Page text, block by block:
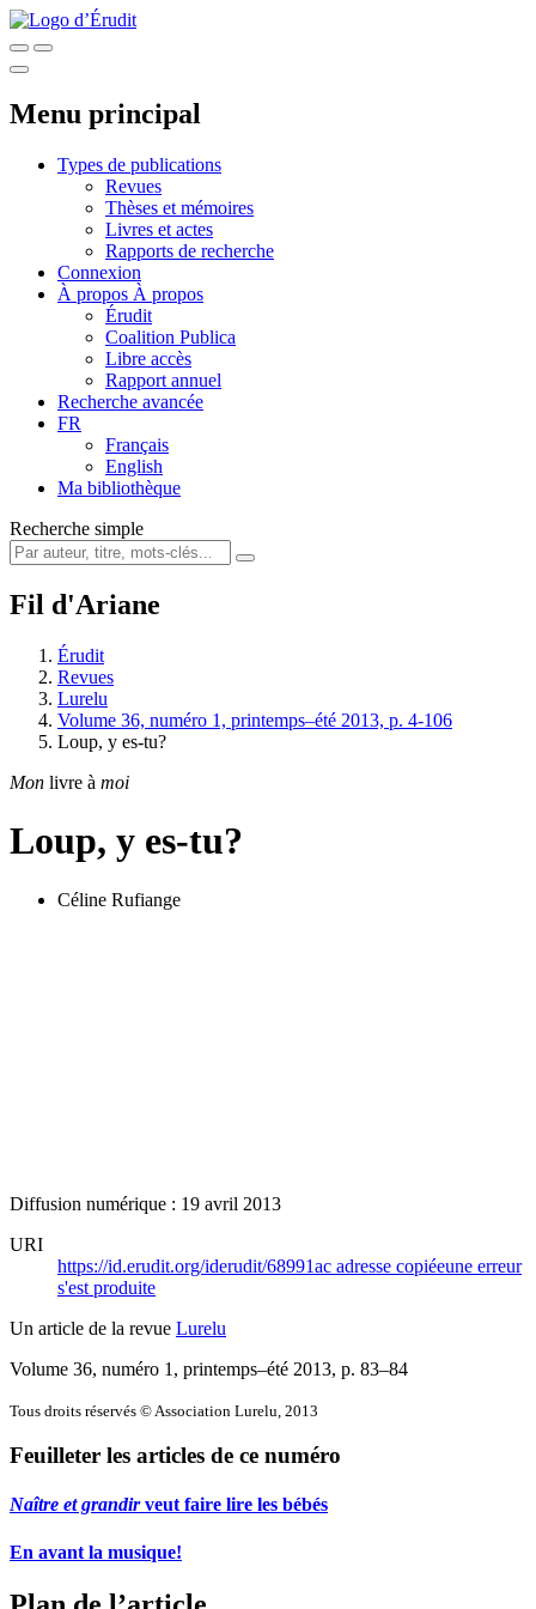
Menu principal
Types de publications
Revues
Thèses et mémoires
Livres et actes
Rapports de recherche
Connexion
À propos À propos
Érudit
Coalition Publica
Libre accès
Rapport annuel
Recherche avancée
FR
Français
English
Ma bibliothèque
Recherche simple
Fil d'Ariane
Érudit
Revues
Lurelu
Volume 36, numéro 1, printemps–été 2013, p. 4-106
Loup, y es-tu?
Mon livre à moi
Loup, y es-tu?
Céline Rufiange
Diffusion numérique : 19 avril 2013
URI
https://id.erudit.org/iderudit/68991ac adresse copiéeune erreur
s'est produite
Un article de la revue Lurelu
Volume 36, numéro 1, printemps–été 2013, p. 83–84
Tous droits réservés © Association Lurelu, 2013
Feuilleter les articles de ce numéro
Naître et grandirveut faire lire les bébés
En avant la musique!